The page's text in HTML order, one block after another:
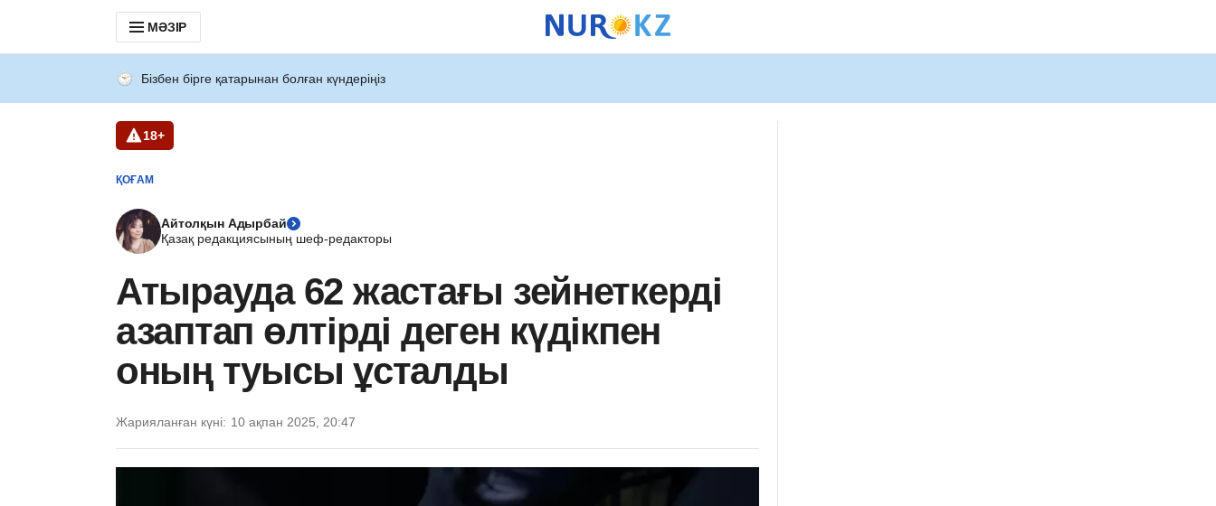
МӘЗІР
Бізбен бірге қатарынан болған күндеріңіз
18+
ҚОҒАМ
Айтолқын Адырбай
Қазақ редакциясының шеф-редакторы
Атырауда 62 жастағы зейнеткерді
азаптап өлтірді деген күдікпен
оның туысы ұсталды
Жарияланған күні: 10 ақпан 2025, 20:47